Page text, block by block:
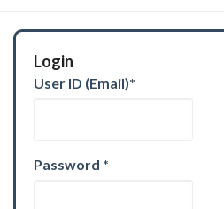
Login
User ID (Email)*
Password *